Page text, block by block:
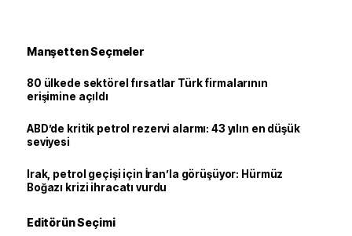
Manşetten Seçmeler
80 ülkede sektörel fırsatlar Türk firmalarının
erişimine açıldı
ABD’de kritik petrol rezervi alarmı: 43 yılın en düşük
seviyesi
Irak, petrol geçişi için İran’la görüşüyor: Hürmüz
Boğazı krizi ihracatı vurdu
Editörün Seçimi